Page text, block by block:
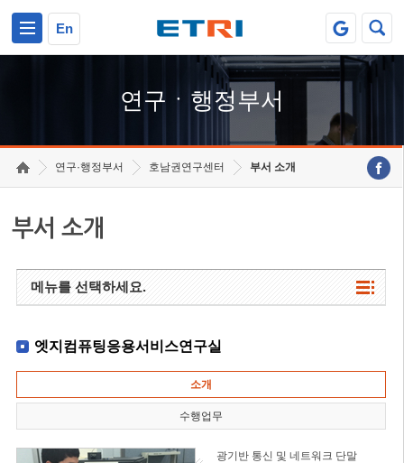
En
연구ㆍ행정부서
연구·행정부서 호남권연구센터 부서 소개
부서 소개
메뉴를 선택하세요.
엣지컴퓨팅응용서비스연구실
소개
수행업무
광기반 통신 및 네트워크 단말